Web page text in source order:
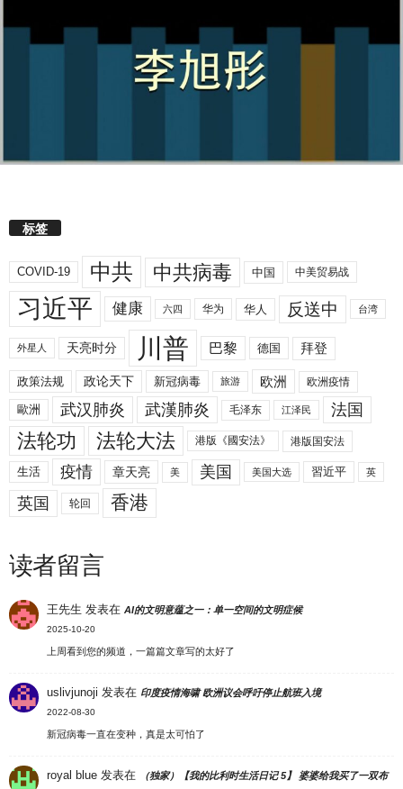
标签
COVID-19 中共 中共病毒 中国 中美贸易战
习近平 健康 六四 华为 华人 反送中 台湾
外星人 天亮时分 川普 巴黎 德国 拜登
政策法规 政论天下 新冠病毒 旅游 欧洲 欧洲疫情
歐洲 武汉肺炎 武漢肺炎 毛泽东 江泽民 法国
法轮功 法轮大法 港版《國安法》 港版国安法
生活 疫情 章天亮 美 美国 美国大选 習近平 英
英国 轮回 香港
读者留言
王先生 发表在AI的文明意蕴之一：单一空间的文明症候
2025-10-20
上周看到您的频道，一篇篇文章写的太好了
uslivjunoji 发表在 印度疫情海啸 欧洲议会呼吁停止航班入境
2022-08-30
新冠病毒一直在变种，真是太可怕了
royal blue 发表在
（独家）【我的比利时生活日记 5】 婆婆给我买了一双布